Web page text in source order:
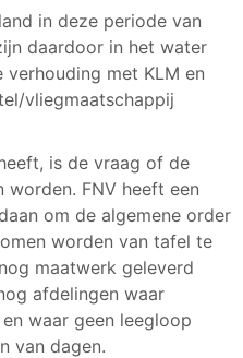
in deze periode van
daardoor in het water
met KLM en
vliegmaatschappij
is de vraag of de
FNV heeft een
om de algemene order
worden van tafel te
maatwerk geleverd
afdelingen waar
waar geen leegloop
van dagen.